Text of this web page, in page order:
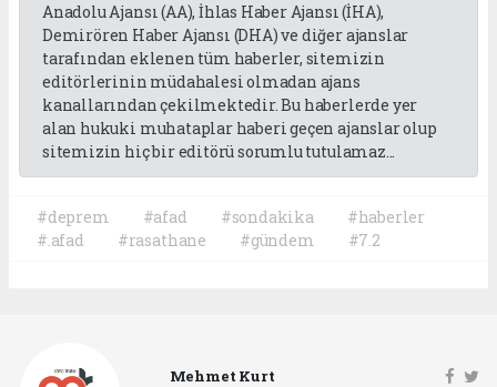
Anadolu Ajansı (AA), İhlas Haber Ajansı (İHA),
Demirören Haber Ajansı (DHA) ve diğer ajanslar
tarafından eklenen tüm haberler, sitemizin
editörlerinin müdahalesi olmadan ajans
kanallarından çekilmektedir. Bu haberlerde yer
alan hukuki muhataplar haberi geçen ajanslar olup
sitemizin hiç bir editörü sorumlu tutulamaz...
#deprem #afad #sondakika
#haberler
#.afad
#rasathane #gündem #7.2
Mehmet Kurt